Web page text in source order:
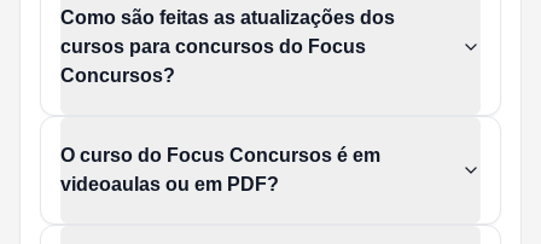
Como são feitas as atualizações dos
cursos para concursos do Focus
Concursos?
O curso do Focus Concursos é em
videoaulas ou em PDF?